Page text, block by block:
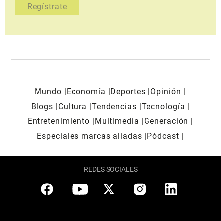
Mundo Economía Deportes
Opinión
Blogs
Cultura Tendencias Tecnología
Entretenimiento
Multimedia
Generación
Especiales marcas aliadas
Pódcast
REDES SOCIALES